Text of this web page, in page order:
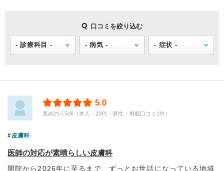
口コミを絞り込む
5.0
黒めのう506（本人・20代・男性・掲載口コミ1件）
皮膚科
医師の対応が素晴らしい皮膚科
開院から2026年に至るまで、ずっとお世話になっている地域